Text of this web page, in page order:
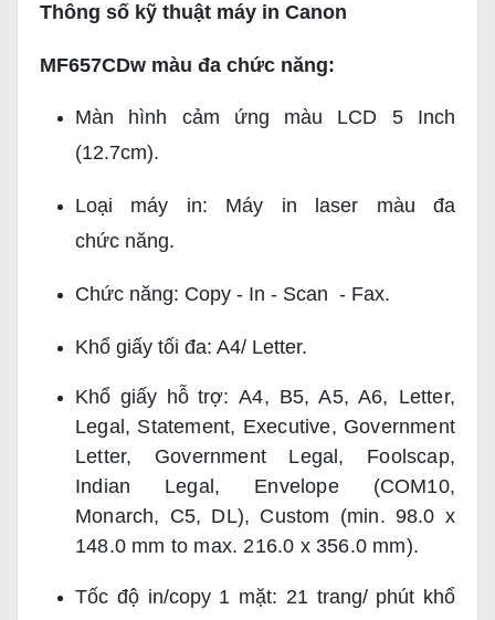
Thông số kỹ thuật máy in Canon
MF657CDw màu đa chức năng:
Màn hình cảm ứng màu LCD 5 Inch
(12.7cm).
Loại máy in: Máy in laser màu đa
chức năng.
Chức năng: Copy - In - Scan - Fax.
Khổ giấy tối đa: A4/ Letter.
Khổ giấy hỗ trợ:A4, B5, A5, A6, Letter,
Legal, Statement, Executive, Government
Letter, Government Legal, Foolscap,
Indian Legal, Envelope (COM10,
Monarch, C5, DL), Custom (min. 98.0 x
148.0 mm to max. 216.0 x 356.0 mm).
Tốc độ in/copy 1 mặt: 21 trang/ phút khổ